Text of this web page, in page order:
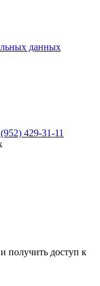
данных
429-31-11
получить доступ к